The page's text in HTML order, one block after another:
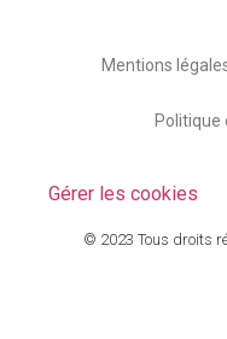
Mentions
Politique
Gérer les cookies
© 2023 Tous droits